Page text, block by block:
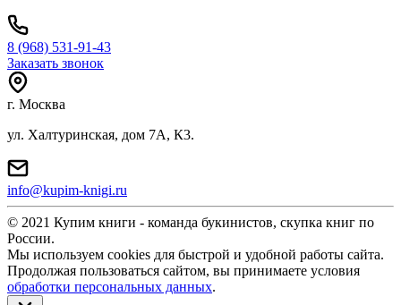
8 (968) 531-91-43
Заказать звонок
г. Москва
ул. Халтуринская, дом 7А, К3.
info@kupim-knigi.ru
© 2021 Купим книги - команда букинистов, скупка книг по
России.
Мы используем cookies для быстрой и удобной работы сайта.
Продолжая пользоваться сайтом, вы принимаете условия
обработки персональных данных.